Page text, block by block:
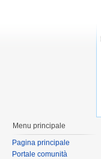
Menu principale
Pagina principale
Portale comunità